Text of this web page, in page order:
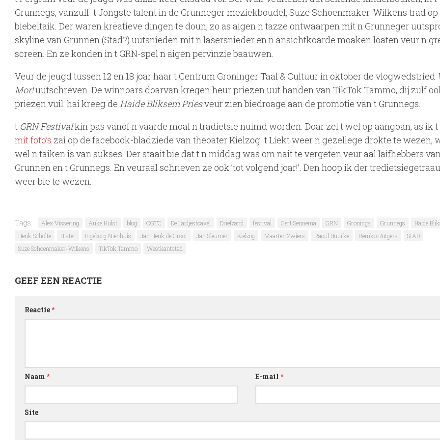
Grunnegs, vanzulf. t Jongste talent in de Grunneger meziekboudel, Suze Schoenmaker-Wilkens trad
biebeltaik. Der waren kreatieve dingen te doun, zo as aigen n tazze ontwaarpen mit n Grunneger
skyline van Grunnen (Stad?) uutsnieden mit n lasersnieder en n ansichtkoarde moaken loaten veur n
screen. En ze konden in t GRN-spel n aigen pervìnzie baauwen.
Veur de jeugd tussen 12 en 18 joar haar t Centrum Groninger Taal & Cultuur in oktober de vlogwedstried
Mor!uutschreven. De winnoars doarvan kregen heur priezen uut handen van TikTok Tammo, dij zulf
priezen vuil: hai kreeg de Haide Bliksem Priesveur zien biedroage aan de promotie van t Grunnegs.
t GRN Festivalkin pas vanòf n vaarde moal n tradietsie nuimd worden. Doar zel t wel op aangoan, as ik t
mit foto’s zai op de facebook-bladziede van theoater Kielzog. t Liekt weer n gezellege drokte te wezen,
wel n taiken is van sukses. Der staait bie dat t n middag was om nait te vergeten veur aal laifhebbers
Grunnen en t Grunnegs. En veuraal schrieven ze ook ’tot volgend joar!’. Den hoop ik der
weer bie te wezen.
Tags: Alex Vissering Auke Hulst blog CGTC De Laidjestoavel Driefzand festival Gert Sennema GRN Gronings Grunnegs
Haide
Henk Scholte
Hister Ingeborg Nienhuis Jan Henk de Groot Jan Sleumer Kielzog Maarten Zwiers Raoul Buurke Remko Rotgers
StAD
Suze Schoenmaker-Wilkens
TikTok Tammo Westkantstad
GEEF EEN REACTIE
Reactie*
Naam * E-mail*
Site